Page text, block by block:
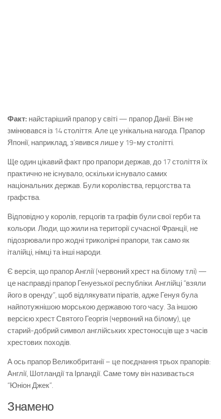
Факт: найстаріший прапор у світі — прапор Данії. Він не
змінювався із 14 століття. Але це унікальна нагода. Прапор
Японії, наприклад, з’явився лише у 19-му столітті.
Ще один цікавий факт про прапори держав, до 17 століття їх
практично не існувало, оскільки існувало самих
національних держав. Були королівства, герцогства та
графства.
Відповідно у королів, герцогів та графів були свої герби та
кольори. Люди, що жили на території сучасної Франції, не
підозрювали про жодні триколірні прапори, так само як
італійці, німці та інші народи.
Є версія, що прапор Англії (червоний хрест на білому тлі) —
це насправді прапор Генуезької республіки. Англійці “взяли
його в оренду”, щоб відлякувати піратів, адже Генуя була
найпотужнішою морською державою того часу. За іншою
версією хрест Святого Георгія (червоний на білому), це
старий-добрий символ англійських хрестоносців ще з часів
хрестових походів.
А ось прапор Великобританії – це поєднання трьох прапорів:
Англії, Шотландії та Ірландії. Саме тому він називається
“Юніон Джек”.
Знамено